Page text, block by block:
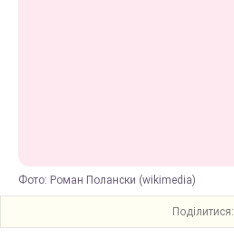
Фото: Роман Полански (wikimedia)
Поділитися: